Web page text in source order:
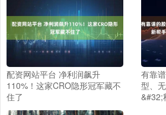
配资网站平台 净利润飙升
110%！这家CRO隐形冠军藏不
住了
有靠
型、
&#32;